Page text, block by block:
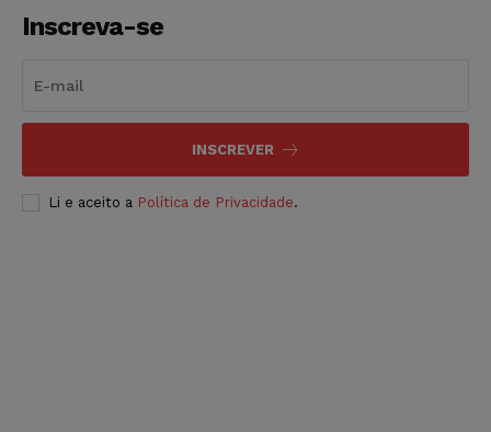
Inscreva-se
INSCREVER
Li e aceito a Política de Privacidade.